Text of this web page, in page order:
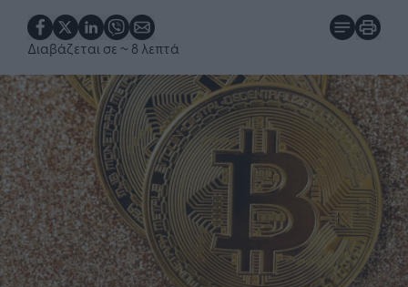
Διαβάζεται σε ~ 8 λεπτά